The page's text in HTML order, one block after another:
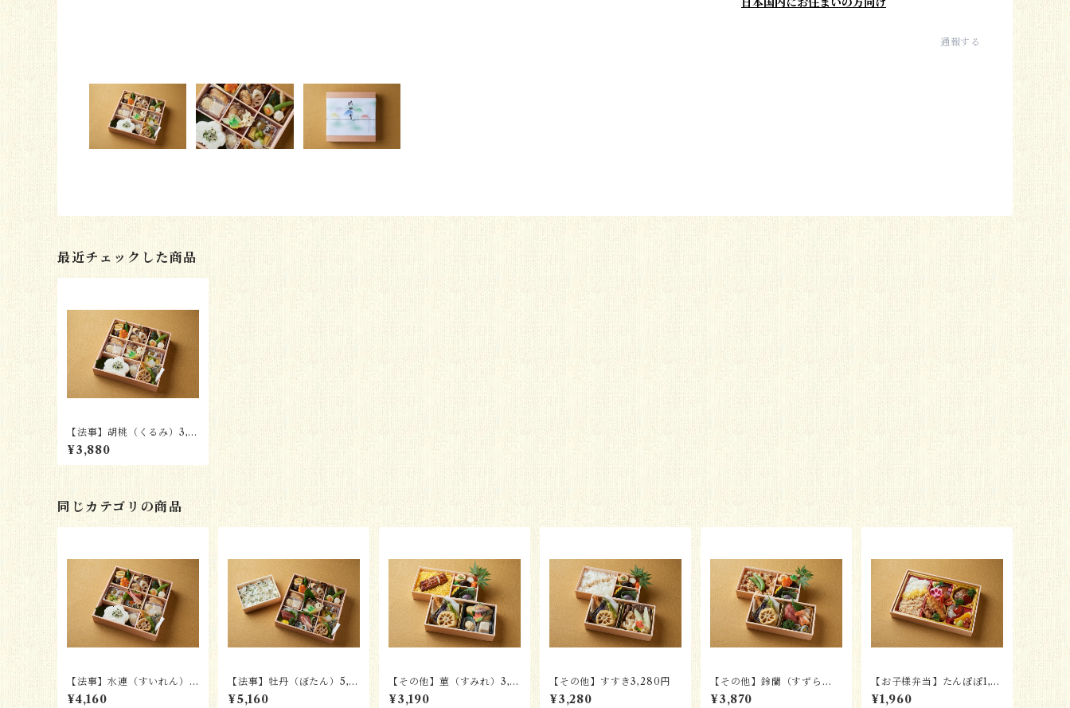
通報する
最近チェックした商品
【法事】胡桃（くるみ）3,8
80円
¥3,880
同じカテゴリの商品
【法事】水連（すいれん）4,
160円
¥4,160
【法事】牡丹（ぼたん）5,1
60円
¥5,160
【その他】菫（すみれ）3,1
90円
¥3,190
【その他】すすき3,280円
¥3,280
【その他】鈴蘭（すずら
ん）3,870円
¥3,870
【お子様弁当】たんぽぽ1,9
60円
¥1,960